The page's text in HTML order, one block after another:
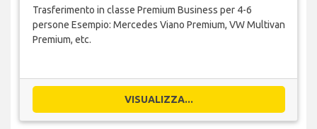
Trasferimento in classe Premium Business per 4-6
persone Esempio: Mercedes Viano Premium, VW Multivan
Premium, etc.
VISUALIZZA...